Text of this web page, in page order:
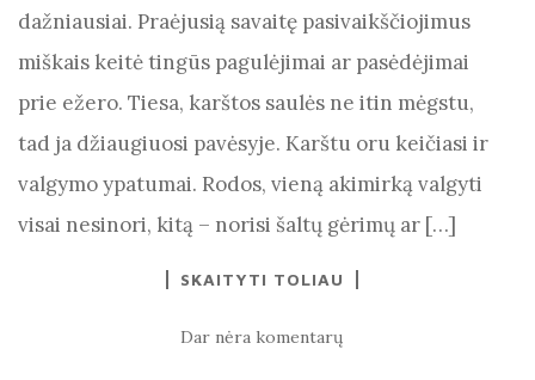
dažniausiai. Praėjusią savaitę pasivaikščiojimus
miškais keitė tingūs pagulėjimai ar pasėdėjimai
prie ežero. Tiesa, karštos saulės ne itin mėgstu,
tad ja džiaugiuosi pavėsyje. Karštu oru keičiasi ir
valgymo ypatumai. Rodos, vieną akimirką valgyti
visai nesinori, kitą – norisi šaltų gėrimų ar […]
SKAITYTI TOLIAU
Dar nėra komentarų